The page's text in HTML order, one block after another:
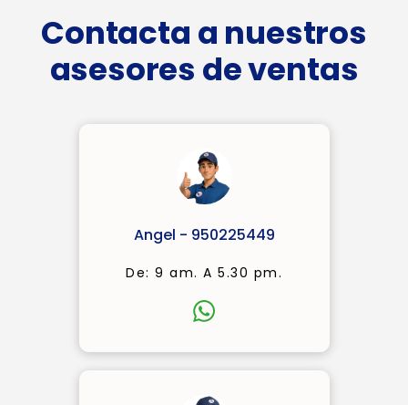
Contacta a nuestros
asesores de ventas
Angel - 950225449
De: 9 am. A 5.30 pm.